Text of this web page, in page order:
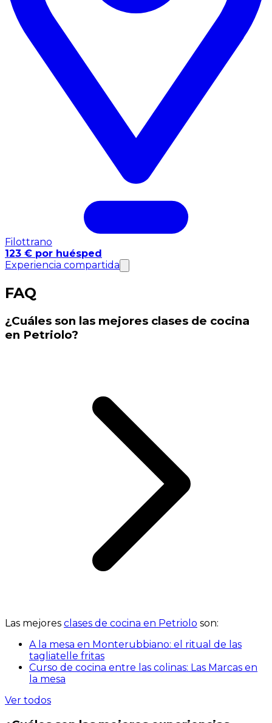
Filottrano
123 € por huésped
Experiencia compartida
FAQ
¿Cuáles son las mejores clases de cocina
en Petriolo?
Las mejores clases de cocina en Petriolo son:
A la mesa en Monterubbiano: el ritual de las
tagliatelle fritas
Curso de cocina entre las colinas: Las Marcas en
la mesa
Ver todos